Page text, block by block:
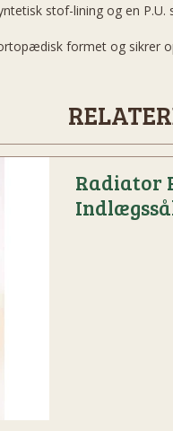
stof-lining og en P.U.
formet og
Radiator